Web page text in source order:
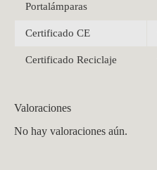
Portalámparas
Certificado CE
Certificado Reciclaje
Valoraciones
No hay valoraciones aún.